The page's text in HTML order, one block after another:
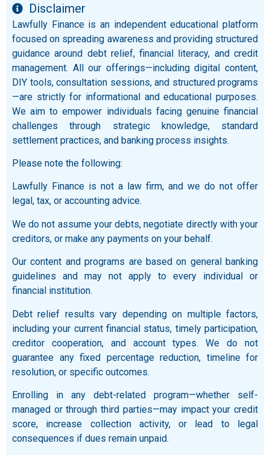
Disclaimer
Lawfully Finance is an independent educational platform
focused on spreading awareness and providing structured
guidance around debt relief, financial literacy, and credit
management. All our offerings—including digital content,
DIY tools, consultation sessions, and structured programs
—are strictly for informational and educational purposes.
We aim to empower individuals facing genuine financial
challenges through strategic knowledge, standard
settlement practices, and banking process insights.
Please note the following:
Lawfully Finance is not a law firm, and we do not offer
legal, tax, or accounting advice.
We do not assume your debts, negotiate directly with your
creditors, or make any payments on your behalf.
Our content and programs are based on general banking
guidelines and may not apply to every individual or
financial institution.
Debt relief results vary depending on multiple factors,
including your current financial status, timely participation,
creditor cooperation, and account types. We do not
guarantee any fixed percentage reduction, timeline for
resolution, or specific outcomes.
Enrolling in any debt-related program—whether self-
managed or through third parties—may impact your credit
score, increase collection activity, or lead to legal
consequences if dues remain unpaid.